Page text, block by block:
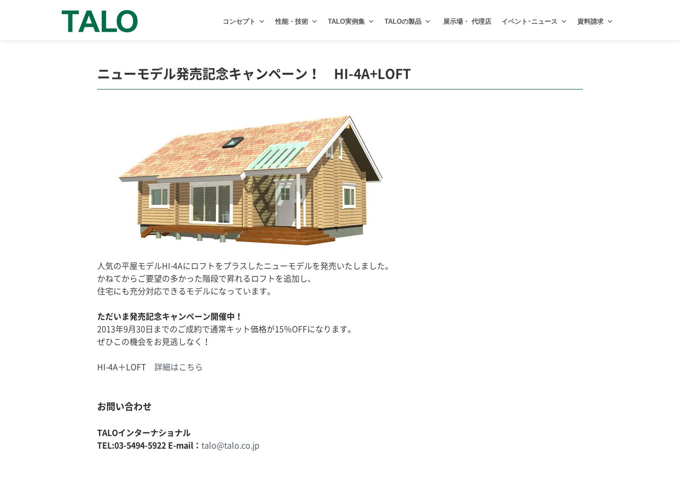
コンセプト 性能・技術 TALO実例集 TALOの製品 展示場・ 代理店 イベント･ニュース 資料請求
ニューモデル発売記念キャンペーン！ HI-4A+LOFT
人気の平屋モデルHI-4Aにロフトをプラスしたニューモデルを発売いたしました。
かねてからご要望の多かった階段で昇れるロフトを追加し、
住宅にも充分対応できるモデルになっています。
ただいま発売記念キャンペーン開催中！
2013年9月30日までのご成約で通常キット価格が15％OFFになります。
ぜひこの機会をお見逃しなく！
HI-4A＋LOFT 詳細はこちら
お問い合わせ
TALOインターナショナル
TEL:03-5494-5922 E-mail： talo@talo.co.jp